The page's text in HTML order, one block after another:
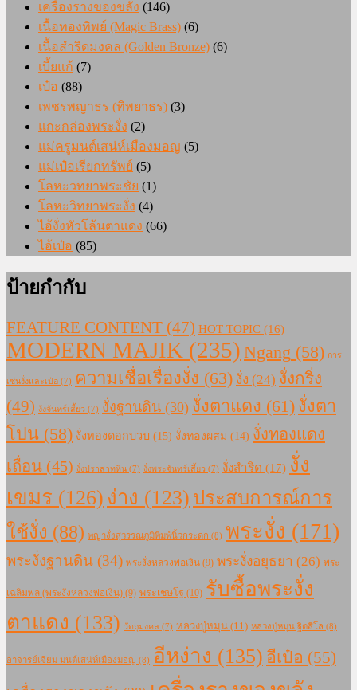
เครื่องรางของขลัง (146)
เนื้อทองทิพย์ (Magic Brass) (6)
เนื้อสำริดมงคล (Golden Bronze) (6)
เบี้ยแก้ (7)
เป๋อ (88)
เพชรพญาธร (ทิพยาธร) (3)
แกะกล่องพระงั่ง (2)
แม่ครูมนต์เสน่ห์เมืองมอญ (5)
แม่เป๋อเรียกทรัพย์ (5)
โลหะวทยาพระชัย (1)
โลหะวิทยาพระงั่ง (4)
ไอ้งั่งหัวโล้นตาแดง (66)
ไอ้เป๋อ (85)
ป้ายกำกับ
FEATURE CONTENT (47) HOT TOPIC (16)
MODERN MAJIK (235) Ngang (58) การ
เซ่นงั่งและเป๋อ (7) ความเชื่อเรื่องงั่ง (63) งั่ง (24) งั่งกริ่ง
(49) งั่งจันทร์เสี้ยว (7) งั่งฐานดิน (30) งั่งตาแดง (61) งั่งตา
โปน (58) งั่งทองดอกบวบ (15) งั่งทองผสม (14) งั่งทองแดง
เถื่อน (45) งั่งปราสาทหิน (7) งั่งพระจันทร์เสี้ยว (7) งั่งสำริด (17) งั่ง
เขมร (126) ง่าง (123) ประสบการณ์การ
ใช้งั่ง (88) พญางั่งสุวรรณภูมิพิมพ์นิ้วกระดก (8) พระงั่ง (171)
พระงั่งฐานดิน (34) พระงั่งหลวงพ่อเงิน (9) พระงั่งอยุธยา (26) พระ
เฉลิมพล (พระงั่งหลวงพ่อเงิน) (9) พระเชษโฐ (10) รับซื้อพระงั่ง
ตาแดง (133) วัตถุมงคล (7) หลวงปู่หมุน (11) หลวงปู่หมุน ฐิตสีโล (8)
อาจารย์เจียม มนต์เสน่ห์เมืองมอญ (8) อีหง่าง (135) อีเป๋อ (55)